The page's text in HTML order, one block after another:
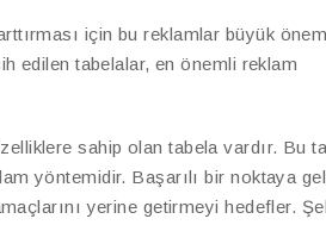
için bu reklamlar büyük
edilen tabelalar, en önemli reklam
sahip olan tabela vardır. Bu
yöntemidir. Başarılı bir noktaya
yerine getirmeyi hedefler.